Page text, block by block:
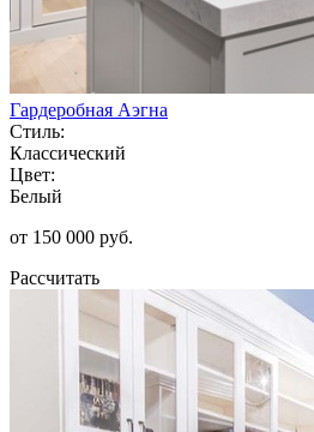
Гардеробная Аэгна
Стиль:
Классический
Цвет:
Белый
от 150 000 руб.
Рассчитать